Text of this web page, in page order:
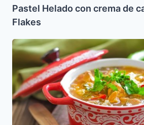
Pastel Helado con crema de
Flakes
Pikantna
zupa
(Sopa
picante)